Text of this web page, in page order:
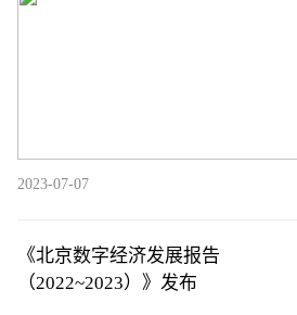
2023-07-07
《北京数字经济发展报告
（2022~2023）》发布